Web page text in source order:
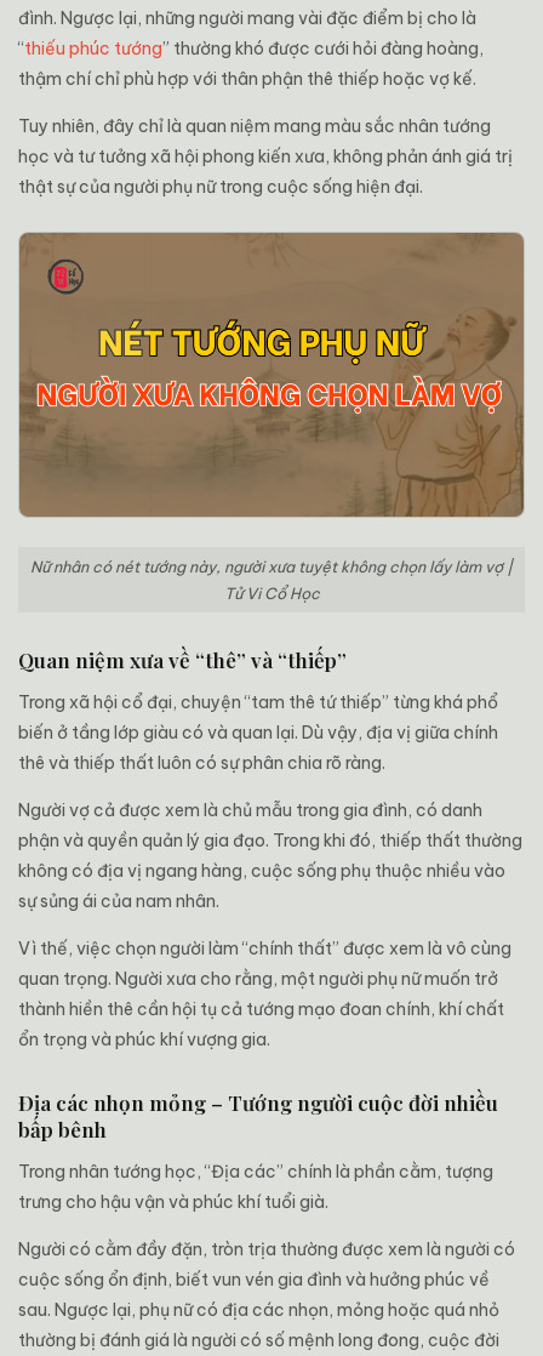
đình. Ngược lại, những người mang vài đặc điểm bị cho là
“thiếu phúc tướng” thường khó được cưới hỏi đàng hoàng,
thậm chí chỉ phù hợp với thân phận thê thiếp hoặc vợ kế.
Tuy nhiên, đây chỉ là quan niệm mang màu sắc nhân tướng
học và tư tưởng xã hội phong kiến xưa, không phản ánh giá trị
thật sự của người phụ nữ trong cuộc sống hiện đại.
Nữ nhân có nét tướng này, người xưa tuyệt không chọn lấy làm vợ |
Tử Vi Cổ Học
Quan niệm xưa về “thê” và “thiếp”
Trong xã hội cổ đại, chuyện “tam thê tứ thiếp” từng khá phổ
biến ở tầng lớp giàu có và quan lại. Dù vậy, địa vị giữa chính
thê và thiếp thất luôn có sự phân chia rõ ràng.
Người vợ cả được xem là chủ mẫu trong gia đình, có danh
phận và quyền quản lý gia đạo. Trong khi đó, thiếp thất thường
không có địa vị ngang hàng, cuộc sống phụ thuộc nhiều vào
sự sủng ái của nam nhân.
Vì thế, việc chọn người làm “chính thất” được xem là vô cùng
quan trọng. Người xưa cho rằng, một người phụ nữ muốn trở
thành hiền thê cần hội tụ cả tướng mạo đoan chính, khí chất
ổn trọng và phúc khí vượng gia.
Địa các nhọn mỏng – Tướng người cuộc đời nhiều
bấp bênh
Trong nhân tướng học, “Địa các” chính là phần cằm, tượng
trưng cho hậu vận và phúc khí tuổi già.
Người có cằm đầy đặn, tròn trịa thường được xem là người có
cuộc sống ổn định, biết vun vén gia đình và hưởng phúc về
sau. Ngược lại, phụ nữ có địa các nhọn, mỏng hoặc quá nhỏ
thường bị đánh giá là người có số mệnh long đong, cuộc đời